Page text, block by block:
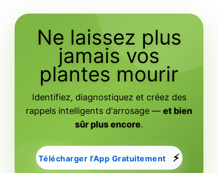
Ne laissez plus
jamais vos
plantes mourir
Identifiez, diagnostiquez et créez des
rappels intelligents d'arrosage — et bien
sûr plus encore.
Télécharger l'App Gratuitement ⚡